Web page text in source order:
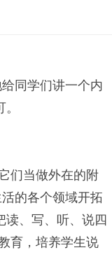
同学们讲一个内
们当做外在的附
的各个领域开拓
、写、听、说四
育，培养学生说